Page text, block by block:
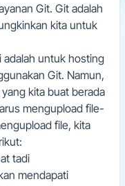
Git. Git adalah
kita untuk
adalah untuk hosting
Git. Namun,
kita buat berada
mengupload file-
file, kita
tadi
mendapati